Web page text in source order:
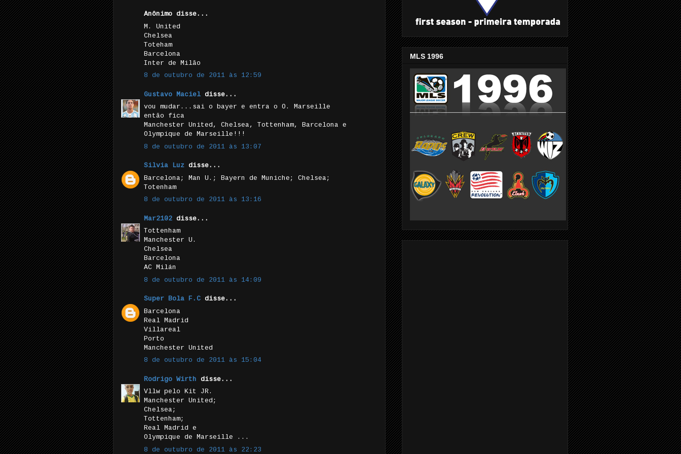
Anônimo disse...
M. United
Chelsea
Toteham
Barcelona
Inter de Milão
8 de outubro de 2011 às 12:59
Gustavo Maciel disse...
vou mudar...sai o bayer e entra o O. Marseille
então fica
Manchester United, Chelsea, Tottenham, Barcelona e
Olympique de Marseille!!!
8 de outubro de 2011 às 13:07
Silvia Luz disse...
Barcelona; Man U.; Bayern de Muniche; Chelsea;
Totenham
8 de outubro de 2011 às 13:16
Mar2102 disse...
Tottenham
Manchester U.
Chelsea
Barcelona
AC Milán
8 de outubro de 2011 às 14:09
Super Bola F.C disse...
Barcelona
Real Madrid
Villareal
Porto
Manchester United
8 de outubro de 2011 às 15:04
Rodrigo Wirth disse...
Vllw pelo Kit JR.
Manchester United;
Chelsea;
Tottenham;
Real Madrid e
Olympique de Marseille ...
8 de outubro de 2011 às 22:23
MLS 1996